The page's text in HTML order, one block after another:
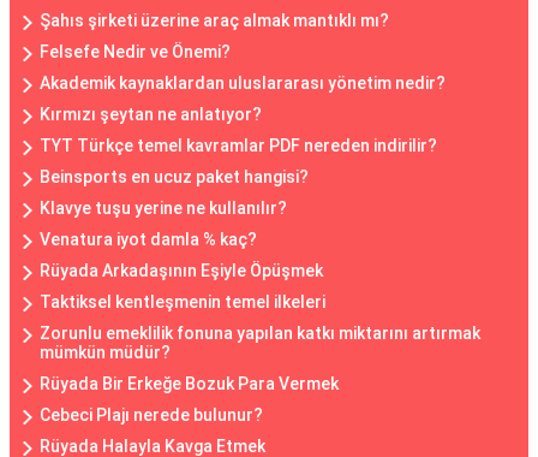
Şahıs şirketi üzerine araç almak mantıklı mı?
Felsefe Nedir ve Önemi?
Akademik kaynaklardan uluslararası yönetim nedir?
Kırmızı şeytan ne anlatıyor?
TYT Türkçe temel kavramlar PDF nereden indirilir?
Beinsports en ucuz paket hangisi?
Klavye tuşu yerine ne kullanılır?
Venatura iyot damla % kaç?
Rüyada Arkadaşının Eşiyle Öpüşmek
Taktiksel kentleşmenin temel ilkeleri
Zorunlu emeklilik fonuna yapılan katkı miktarını artırmak
mümkün müdür?
Rüyada Bir Erkeğe Bozuk Para Vermek
Cebeci Plajı nerede bulunur?
Rüyada Halayla Kavga Etmek